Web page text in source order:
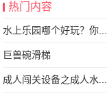
热门内容
水上乐园哪个好玩？你...
巨兽碗滑梯
成人闯关设备之成人水...